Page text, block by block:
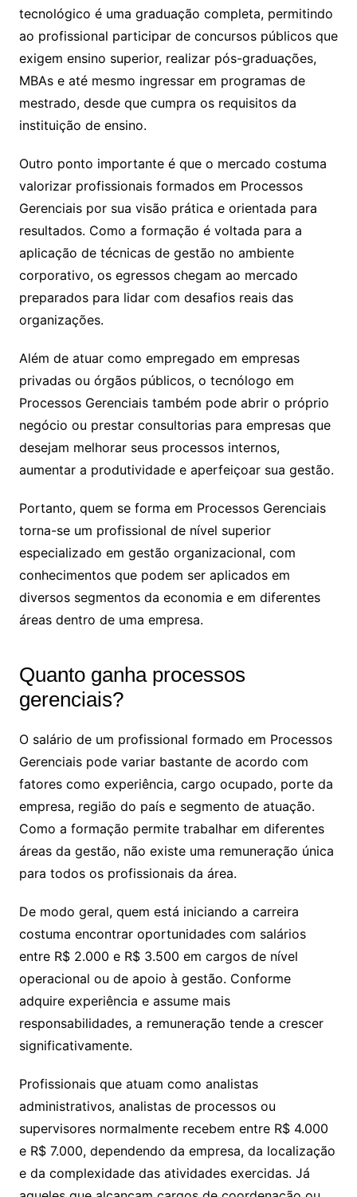
tecnológico é uma graduação completa, permitindo
ao profissional participar de concursos públicos que
exigem ensino superior, realizar pós-graduações,
MBAs e até mesmo ingressar em programas de
mestrado, desde que cumpra os requisitos da
instituição de ensino.
Outro ponto importante é que o mercado costuma
valorizar profissionais formados em Processos
Gerenciais por sua visão prática e orientada para
resultados. Como a formação é voltada para a
aplicação de técnicas de gestão no ambiente
corporativo, os egressos chegam ao mercado
preparados para lidar com desafios reais das
organizações.
Além de atuar como empregado em empresas
privadas ou órgãos públicos, o tecnólogo em
Processos Gerenciais também pode abrir o próprio
negócio ou prestar consultorias para empresas que
desejam melhorar seus processos internos,
aumentar a produtividade e aperfeiçoar sua gestão.
Portanto, quem se forma em Processos Gerenciais
torna-se um profissional de nível superior
especializado em gestão organizacional, com
conhecimentos que podem ser aplicados em
diversos segmentos da economia e em diferentes
áreas dentro de uma empresa.
Quanto ganha processos
gerenciais​?
O salário de um profissional formado em Processos
Gerenciais pode variar bastante de acordo com
fatores como experiência, cargo ocupado, porte da
empresa, região do país e segmento de atuação.
Como a formação permite trabalhar em diferentes
áreas da gestão, não existe uma remuneração única
para todos os profissionais da área.
De modo geral, quem está iniciando a carreira
costuma encontrar oportunidades com salários
entre R$ 2.000 e R$ 3.500 em cargos de nível
operacional ou de apoio à gestão. Conforme
adquire experiência e assume mais
responsabilidades, a remuneração tende a crescer
significativamente.
Profissionais que atuam como analistas
administrativos, analistas de processos ou
supervisores normalmente recebem entre R$ 4.000
e R$ 7.000, dependendo da empresa, da localização
e da complexidade das atividades exercidas. Já